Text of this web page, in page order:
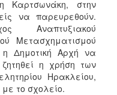
Καρτσωνάκη, στην
να παρευρεθούν.
Αναπτυξιακού
Μετασχηματισμού
Δημοτική Αρχή να
η χρήση των
Ηρακλείου,
το σχολείο.